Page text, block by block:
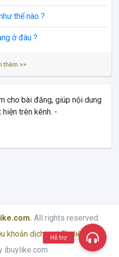
thế nào ?
ở đâu ?
thêm >>
cho bài đăng, giúp nội dung
trên kênh. -
. All rights reserved.
khoản dịch vụ|Tài liệu API
ibuylike.com
Hỗ trợ